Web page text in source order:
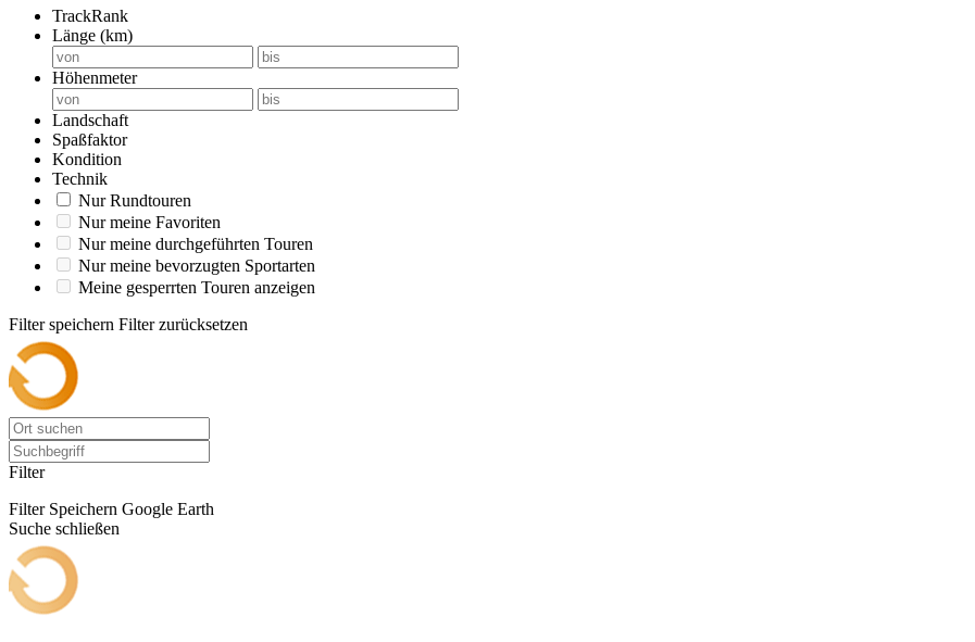
TrackRank
Länge (km)
Höhenmeter
Landschaft
Spaßfaktor
Kondition
Technik
Nur Rundtouren
Nur meine Favoriten
Nur meine durchgeführten Touren
Nur meine bevorzugten Sportarten
Meine gesperrten Touren anzeigen
Filter speichern Filter zurücksetzen
Filter
Filter Speichern Google Earth
Suche schließen